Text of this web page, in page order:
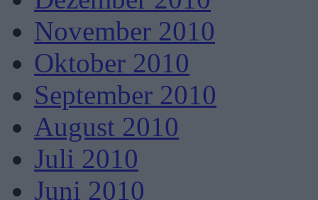
November 2010
Oktober 2010
September 2010
August 2010
Juli 2010
Juni 2010